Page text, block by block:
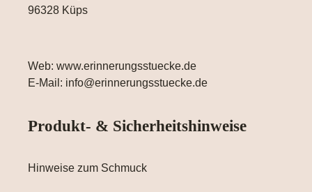
96328 Küps
Web: www.erinnerungsstuecke.de
E-Mail: info@erinnerungsstuecke.de
Produkt- & Sicherheitshinweise
Hinweise zum Schmuck